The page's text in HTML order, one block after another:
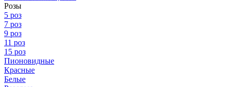
Розы
5 роз
7 роз
9 роз
11 роз
15 роз
Пионовидные
Красные
Белые